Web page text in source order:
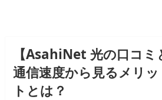
【AsahiNet 光の口コミ
通信速度から見るメリ
トとは？